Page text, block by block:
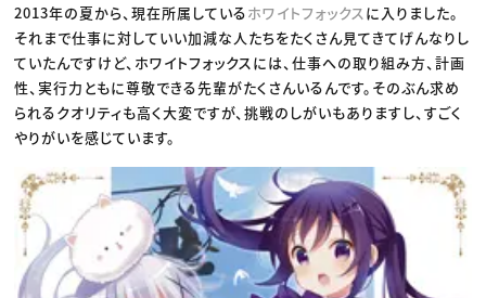
2013年の夏から、現在所属しているホワイトフォックス に入りました。
それまで仕事に対していい加減な人たちをたくさん見てきてげんなりし
ていたんですけど、ホワイトフォックスには、仕事への取り組み方、計画
性、実行力ともに尊敬できる先輩がたくさんいるんです。そのぶん求め
られるクオリティも高く大変ですが、挑戦のしがいもありますし、すごく
やりがいを感じています。